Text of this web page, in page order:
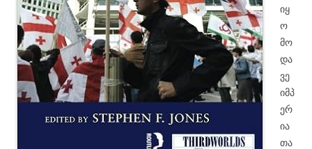
იყ
ო
მო
და
ვე
იმპ
ერ
ია
თა